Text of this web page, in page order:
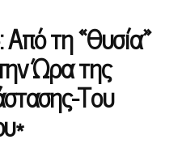
τη «Θυσία»
Ώρα της
Του